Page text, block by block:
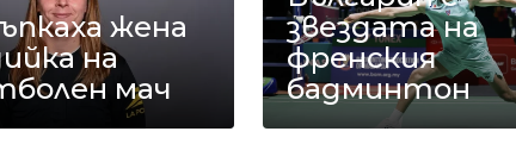
жена
на
мач
звездата на
френския
бадминтон